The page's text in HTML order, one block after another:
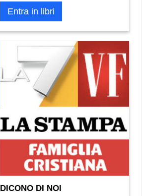
Entra in libri
DICONO DI NOI